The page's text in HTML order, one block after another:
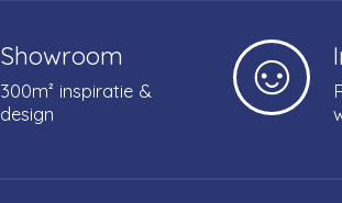
Showroom
300m² inspiratie &
design